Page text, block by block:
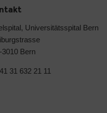
Universitätsspital Bern
3010 Bern
31 632 21 11